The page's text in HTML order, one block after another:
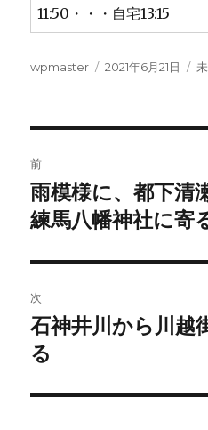
11:50・・・自宅13:15
投
wpmaster
投
2021年6月21日
カ
稿
ナ
ビ
ゲ
ー
シ
前
前
の
稿:
雨模様に、都下清
練馬八幡神社に寄
次
次
の
稿:
石神井川から川越
る